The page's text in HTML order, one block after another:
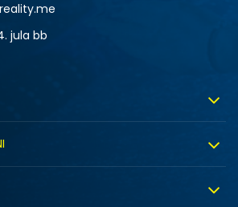
jula bb